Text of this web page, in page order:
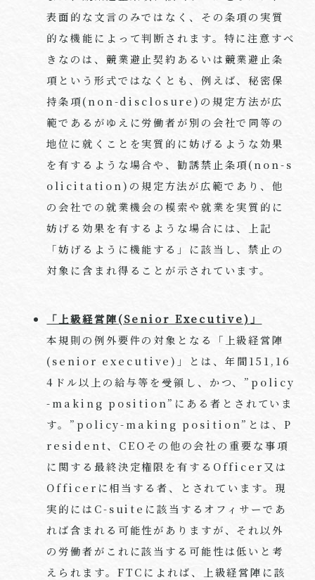
表面的な文言のみではなく、その条項の実質
的な機能によって判断されます。特に注意すべ
きなのは、競業避止契約あるいは競業避止条
項という形式ではなくとも、例えば、秘密保
持条項(non-disclosure)の規定方法が広
範であるがゆえに労働者が別の会社で同等の
地位に就くことを実質的に妨げるような効果
を有するような場合や、勧誘禁止条項(non-s
olicitation)の規定方法が広範であり、他
の会社での就業機会の模索や就業を実質的に
妨げる効果を有するような場合には、上記
「妨げるように機能する」に該当し、禁止の
対象に含まれ得ることが示されています。
「上級経営陣(Senior Executive) 」
本規則の例外要件の対象となる「上級経営陣
(senior executive)」とは、年間151,16
4ドル以上の給与等を受領し、かつ、”policy
-making position”にある者とされていま
す。”policy-making position”とは、P
resident、CEOその他の会社の重要な事項
に関する最終決定権限を有するOfficer又は
Officerに相当する者、とされています。現
実的にはC-suiteに該当するオフィサーであ
れば含まれる可能性がありますが、それ以外
の労働者がこれに該当する可能性は低いと考
えられます。FTCによれば、上級経営陣に該